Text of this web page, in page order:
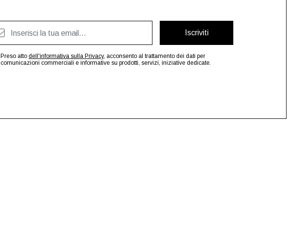
Iscriviti
Preso atto dell'informativa sulla Privacy, acconsento al trattamento dei dati per
comunicazioni commerciali e informative su prodotti, servizi, iniziative dedicate.